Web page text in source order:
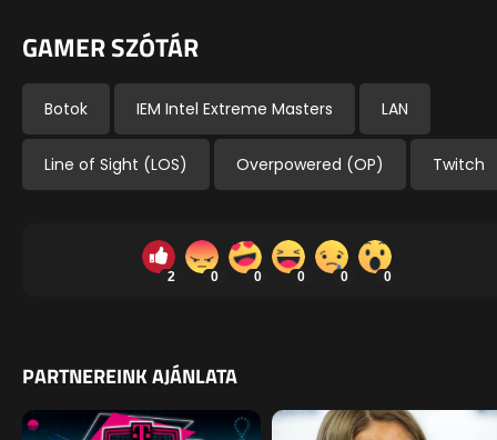
GAMER SZÓTÁR
Botok IEM Intel Extreme Masters LAN
Line of Sight (LOS) Overpowered (OP) Twitch
2 0 0 0 0 0
PARTNEREINK AJÁNLATA